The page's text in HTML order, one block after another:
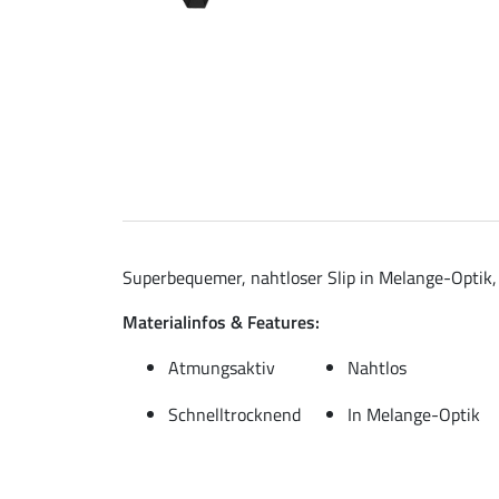
Superbequemer, nahtloser Slip in Melange-
Materialinfos & Features:
Atmungsaktiv
Nahtlos
Schnelltrocknend
In Melange-Optik